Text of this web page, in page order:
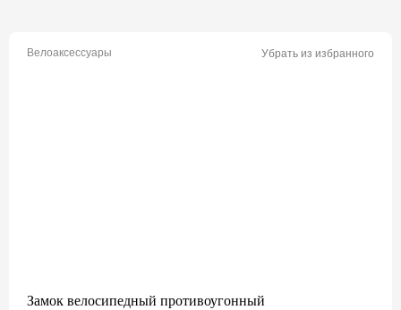
Велоаксессуары Убрать из избранного
Замок велосипедный противоугонный